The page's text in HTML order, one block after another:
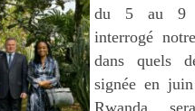
du 5 au 9
interrogé
dans quels
signée en
Rwanda,